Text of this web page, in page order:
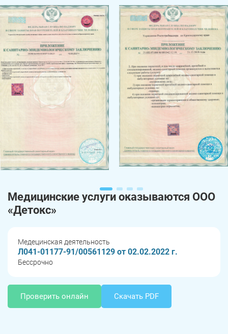
Медицинские услуги оказываются ООО
«Детокс»
Медецинская деятельность
Л041-01177-91/00561129 от 02.02.2022 г.
Бессрочно
Проверить онлайн Скачать PDF